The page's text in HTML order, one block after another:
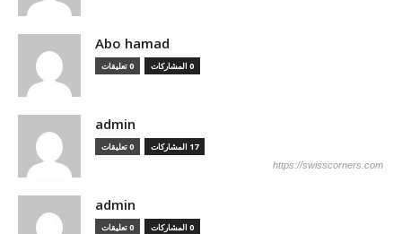
Abo hamad
0 المشاركات 0 تعليقات
admin
17 المشاركات 0 تعليقات
https://swisscorners.com
admin
0 المشاركات 0 تعليقات